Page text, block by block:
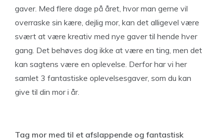
gaver. Med flere dage på året, hvor man gerne vil
overraske sin kære, dejlig mor, kan det alligevel være
svært at være kreativ med nye gaver til hende hver
gang. Det behøves dog ikke at være en ting, men det
kan sagtens være en oplevelse. Derfor har vi her
samlet 3 fantastiske oplevelsesgaver, som du kan
give til din mor i år.
Tag mor med til et afslappende og fantastisk